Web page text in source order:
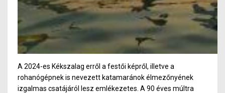
A 2024-es Kékszalag erről a festői képről, illetve a
rohanógépnek is nevezett katamaránok élmezőnyének
izgalmas csatájáról lesz emlékezetes. A 90 éves múltra